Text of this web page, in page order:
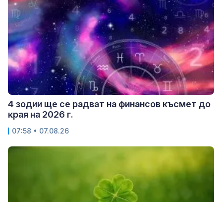
4 зодии ще се радват на финансов късмет до
края на 2026 г.
07:58 • 07.08.26